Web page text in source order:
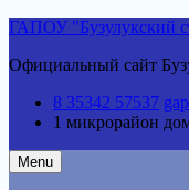
Skip
content
ГАПОУ "Бузулукский
Официальный сайт
8 35342 57537
1 микрорайон
Menu